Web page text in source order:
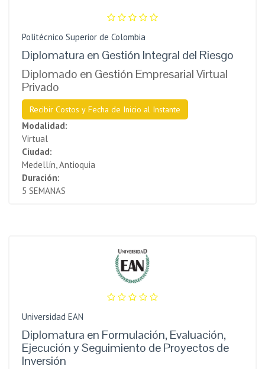
Politécnico Superior de Colombia
Diplomatura en Gestión Integral del Riesgo
Diplomado en Gestión Empresarial Virtual
Privado
Recibir Costos y Fecha de Inicio al Instante
Modalidad:
Virtual
Ciudad:
Medellín, Antioquia
Duración:
5 SEMANAS
Universidad EAN
Diplomatura en Formulación, Evaluación,
Ejecución y Seguimiento de Proyectos de
Inversión